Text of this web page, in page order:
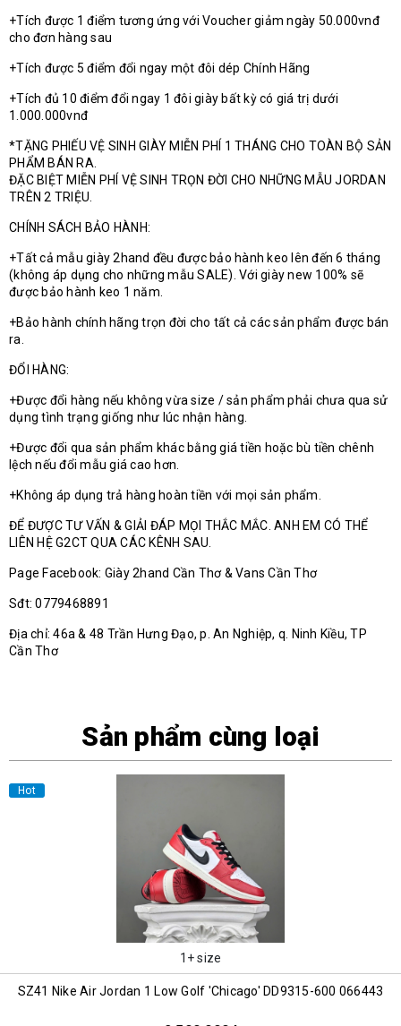
+Tích được 1 điểm tương ứng với Voucher giảm ngày 50.000vnđ
cho đơn hàng sau
+Tích được 5 điểm đổi ngay một đôi dép Chính Hãng
+Tích đủ 10 điểm đổi ngay 1 đôi giày bất kỳ có giá trị dưới
1.000.000vnđ
*TẶNG PHIẾU VỆ SINH GIÀY MIỄN PHÍ 1 THÁNG CHO TOÀN BỘ SẢN
PHẨM BÁN RA.
ĐẶC BIỆT MIỄN PHÍ VỆ SINH TRỌN ĐỜI CHO NHỮNG MẪU JORDAN
TRÊN 2 TRIỆU.
CHÍNH SÁCH BẢO HÀNH:
+Tất cả mẫu giày 2hand đều được bảo hành keo lên đến 6 tháng
(không áp dụng cho những mẫu SALE). Với giày new 100% sẽ
được bảo hành keo 1 năm.
+Bảo hành chính hãng trọn đời cho tất cả các sản phẩm được bán
ra.
ĐỔI HÀNG:
+Được đổi hàng nếu không vừa size / sản phẩm phải chưa qua sử
dụng tình trạng giống như lúc nhận hàng.
+Được đổi qua sản phẩm khác bằng giá tiền hoặc bù tiền chênh
lệch nếu đổi mẫu giá cao hơn.
+Không áp dụng trả hàng hoàn tiền với mọi sản phẩm.
ĐỂ ĐƯỢC TƯ VẤN & GIẢI ĐÁP MỌI THẮC MẮC. ANH EM CÓ THỂ
LIÊN HỆ G2CT QUA CÁC KÊNH SAU.
Page Facebook: Giày 2hand Cần Thơ & Vans Cần Thơ
Sđt: 0779468891
Địa chỉ: 46a & 48 Trần Hưng Đạo, p. An Nghiệp, q. Ninh Kiều, TP
Cần Thơ
Sản phẩm cùng loại
Hot
1+ size
SZ41 Nike Air Jordan 1 Low Golf 'Chicago' DD9315-600 066443